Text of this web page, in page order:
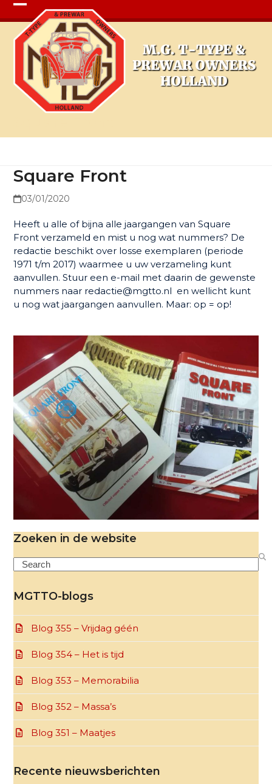
Open
mobile
menu
Close
mobile
menu
Square Front
03/01/2020
Heeft u alle of bijna alle jaargangen van Square
Front verzameld en mist u nog wat nummers? De
redactie beschikt over losse exemplaren (periode
1971 t/m 2017) waarmee u uw verzameling kunt
aanvullen. Stuur een e-mail met daarin de gewenste
nummers naar redactie@mgtto.nl en wellicht kunt
u nog wat jaargangen aanvullen. Maar: op = op!
Zoeken in de website
Search
MGTTO-blogs
Blog 355 – Vrijdag géén
Blog 354 – Het is tijd
Blog 353 – Memorabilia
Blog 352 – Massa’s
Blog 351 – Maatjes
Recente nieuwsberichten